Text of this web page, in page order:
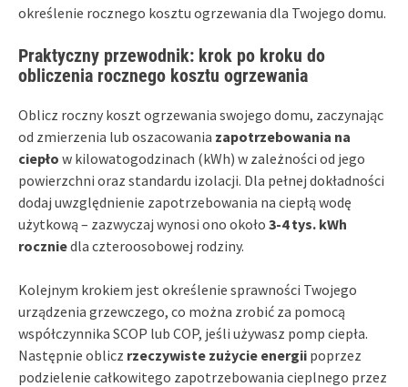
określenie rocznego kosztu ogrzewania dla Twojego domu.
Praktyczny przewodnik: krok po kroku do
obliczenia rocznego kosztu ogrzewania
Oblicz roczny koszt ogrzewania swojego domu, zaczynając
od zmierzenia lub oszacowania zapotrzebowania na
ciepło w kilowatogodzinach (kWh) w zależności od jego
powierzchni oraz standardu izolacji. Dla pełnej dokładności
dodaj uwzględnienie zapotrzebowania na ciepłą wodę
użytkową – zazwyczaj wynosi ono około 3-4 tys. kWh
roczniedla czteroosobowej rodziny.
Kolejnym krokiem jest określenie sprawności Twojego
urządzenia grzewczego, co można zrobić za pomocą
współczynnika SCOP lub COP, jeśli używasz pomp ciepła.
Następnie oblicz rzeczywiste zużycie energii poprzez
podzielenie całkowitego zapotrzebowania cieplnego przez